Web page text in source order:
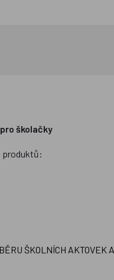
školačky
produktů:
ŠKOLNÍCH